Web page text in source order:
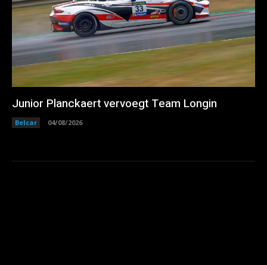
Junior Planckaert vervoegt Team Longin
Belcar 04/08/2026